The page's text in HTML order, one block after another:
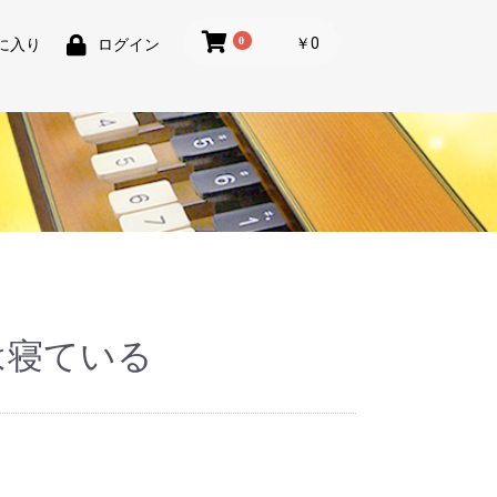
入り ログイン 0 ￥0
ている